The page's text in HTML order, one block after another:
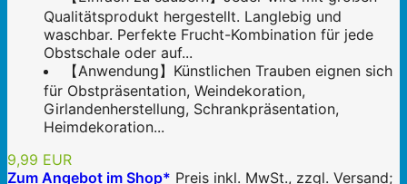
Qualitätsprodukt hergestellt. Langlebig und
waschbar. Perfekte Frucht-Kombination für jede
Obstschale oder auf...
【Anwendung】Künstlichen Trauben eignen sich
für Obstpräsentation, Weindekoration,
Girlandenherstellung, Schrankpräsentation,
Heimdekoration...
9,99 EUR
Zum Angebot im Shop* Preis inkl. MwSt., zzgl. Versand;